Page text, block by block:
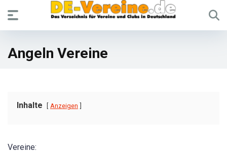
Angeln Vereine
Inhalte Anzeigen
Vereine: